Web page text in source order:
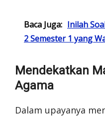
Baca Juga: Inilah
2 Semester 1 yang
Mendekatkan
Agama
Dalam upayanya